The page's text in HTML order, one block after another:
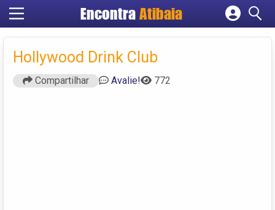
Encontra Atibaia
Cadastrar empresa
Criar conta
Hollywood Drink Club
Compartilhar Avalie! 772